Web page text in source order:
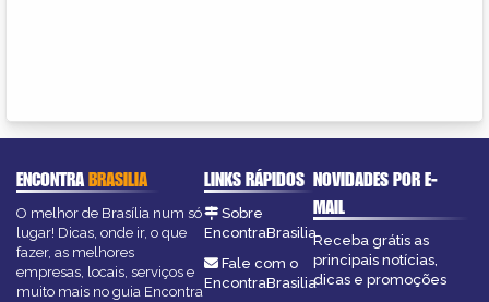
ENCONTRABRASILIA
O melhor de Brasília num só
lugar! Dicas, onde ir, o que
fazer, as melhores
empresas, locais, serviços e
muito mais no guia Encontra
LINKS RÁPIDOS
Sobre
EncontraBrasilia
Fale com o
EncontraBrasilia
NOVIDADES POR E-
MAIL
Receba grátis as
principais notícias,
dicas e promoções